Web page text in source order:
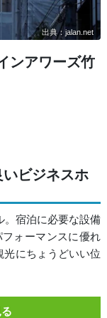
出典：jalan.net
ンアワーズ竹
ビジネスホ
。宿泊に必要な設備
ォーマンスに優れ
光にちょうどいい位